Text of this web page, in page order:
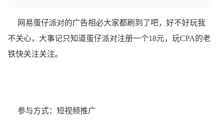
网易蛋仔派对的广告相必大家都刷到了吧，好不好玩我
不关心，大事记只知道蛋仔派对注册一个18元，玩CPA的老
铁快关注关注。
参与方式：短视频推广